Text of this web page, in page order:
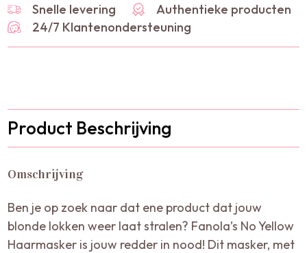
Snelle levering
Authentieke producten
24/7 Klantenondersteuning
Product Beschrijving
Omschrijving
Ben je op zoek naar dat ene product dat jouw
blonde lokken weer laat stralen? Fanola’s No Yellow
Haarmasker is jouw redder in nood! Dit masker, met